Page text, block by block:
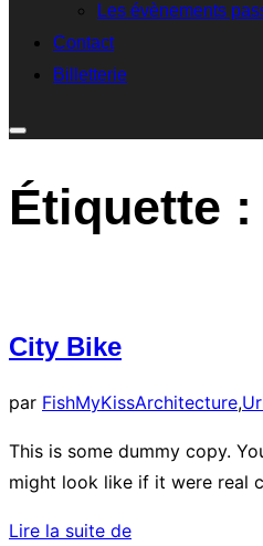
Les évènements
Contact
Billetterie
Étiquette :
City Bike
par FishMyKissArchitecture,
This is some dummy copy.
might look like if it were real
Lire la suite de